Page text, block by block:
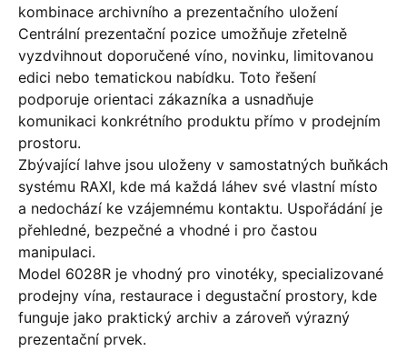
kombinace archivního a prezentačního uložení
Centrální prezentační pozice umožňuje zřetelně
vyzdvihnout doporučené víno, novinku, limitovanou
edici nebo tematickou nabídku. Toto řešení
podporuje orientaci zákazníka a usnadňuje
komunikaci konkrétního produktu přímo v prodejním
prostoru.
Zbývající lahve jsou uloženy v samostatných buňkách
systému RAXI, kde má každá láhev své vlastní místo
a nedochází ke vzájemnému kontaktu. Uspořádání je
přehledné, bezpečné a vhodné i pro častou
manipulaci.
Model 6028R je vhodný pro vinotéky, specializované
prodejny vína, restaurace i degustační prostory, kde
funguje jako praktický archiv a zároveň výrazný
prezentační prvek.